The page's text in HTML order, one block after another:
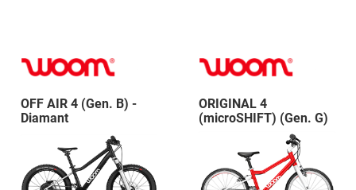
OFF AIR 4 (Gen. B) -
Diamant
ORIGINAL 4
(microSHIFT) (Gen. G)